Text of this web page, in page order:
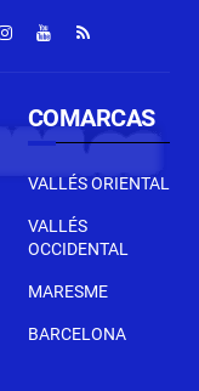
COMARCAS
VALLÉS ORIENTAL
VALLÉS
OCCIDENTAL
MARESME
BARCELONA